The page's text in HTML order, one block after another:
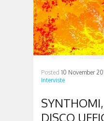
Posted 10 November
Interviste
DISCO